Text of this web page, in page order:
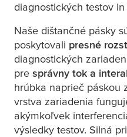
diagnostických testov in
Naše dištančné pásky
poskytovali presné
diagnostických
pre správny tok a
hrúbka naprieč páskou
vrstva zariadenia
akýmkoľvek
výsledky testov. Silná